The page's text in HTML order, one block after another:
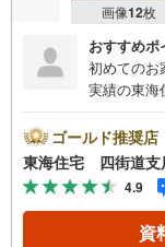
画像12枚
おすすめポ
初めてのお
実績の東海
ありがとう
ゴールド推奨店
東海住宅 四街道支
4.9
資